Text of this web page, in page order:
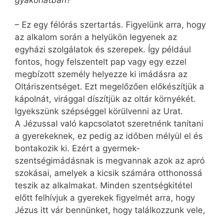
– Ez egy félórás szertartás. Figyelünk arra, hogy
az alkalom során a helyükön legyenek az
egyházi szolgálatok és szerepek. Így például
fontos, hogy felszentelt pap vagy egy ezzel
megbízott személy helyezze ki imádásra az
Oltáriszentséget. Ezt megelőzően előkészítjük a
kápolnát, virággal díszítjük az oltár környékét.
Igyekszünk szépséggel körülvenni az Urat.
A Jézussal való kapcsolatot szeretnénk tanítani
a gyerekeknek, ez pedig az időben mélyül el és
bontakozik ki. Ezért a gyermek-
szentségimádásnak is megvannak azok az apró
szokásai, amelyek a kicsik számára otthonossá
teszik az alkalmakat. Minden szentségkitétel
előtt felhívjuk a gyerekek figyelmét arra, hogy
Jézus itt vár bennünket, hogy találkozzunk vele,